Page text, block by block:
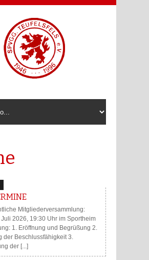
Mitgliederversammlung:
Juli 2026, 19:30 Uhr im Sportheim
1. Eröffnung und Begrüßung 2.
der Beschlussfähigkeit 3.
der [...]